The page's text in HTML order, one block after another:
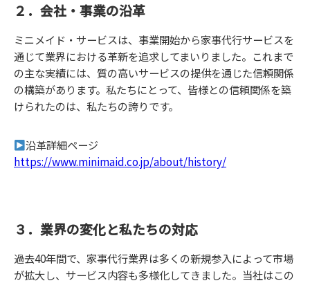
２．会社・事業の沿革
ミニメイド・サービスは、事業開始から家事代行サービスを
通じて業界における革新を追求してまいりました。これまで
の主な実績には、質の高いサービスの提供を通じた信頼関係
の構築があります。私たちにとって、皆様との信頼関係を築
けられたのは、私たちの誇りです。
沿革詳細ページ
https://www.minimaid.co.jp/about/history/
３．業界の変化と私たちの対応
過去40年間で、家事代行業界は多くの新規参入によって市場
が拡大し、サービス内容も多様化してきました。当社はこの